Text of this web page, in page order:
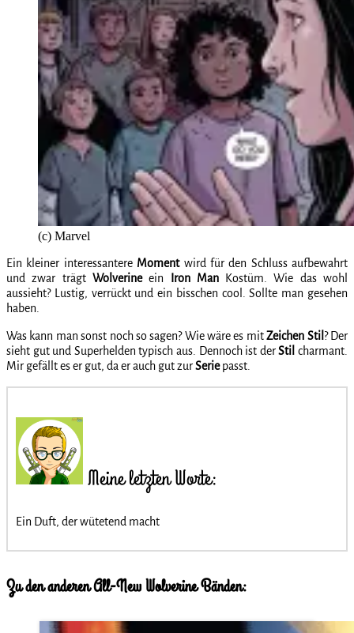
(c) Marvel
Ein kleiner interessantere Momentwird für den Schluss aufbewahrt
und zwar trägt Wolverineein Iron ManKostüm. Wie das wohl
aussieht? Lustig, verrückt und ein bisschen cool. Sollte man gesehen
haben.
Was kann man sonst noch so sagen? Wie wäre es mitZeichen Stil ? Der
sieht gut und Superhelden typisch aus. Dennoch ist derStil charmant.
Mir gefällt es er gut, da er auch gut zurSeriepasst.
Meine letzten Worte:
Ein Duft, der wütetend macht
Zu den anderen All-New Wolverine Bänden: